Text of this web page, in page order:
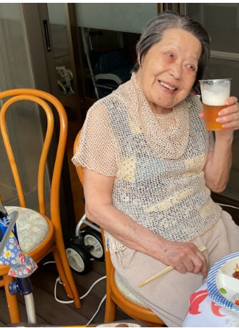
な
プ
ラ
ス